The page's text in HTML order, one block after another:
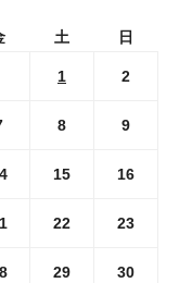
土 日
1 2
8 9
15 16
22 23
29 30